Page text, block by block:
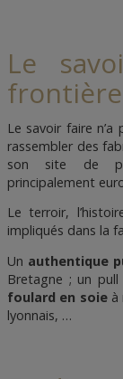
Le
Le savoir faire
rassembler des
son site de
principalement
Le terroir,
impliqués dans la
Un authentique
Bretagne ; un pull
foulard en soieà
lyonnais, …